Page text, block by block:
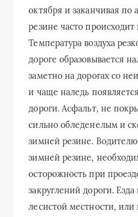
октября и заканчивая по
резине часто
Температура воздуха
дороге образовывается
заметно на дорогах со
и чаще наледь
дороги. Асфальт, не
сильно обледенелым и
зимней резине.
зимней резине,
осторожность при
закруглений дороги.
лесистой местности,